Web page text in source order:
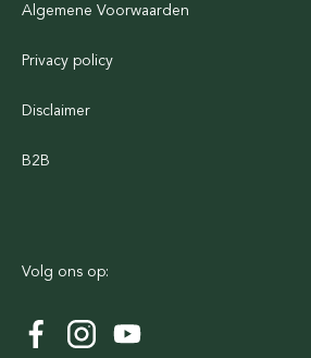
Algemene Voorwaarden
Privacy policy
Disclaimer
B2B
Volg ons op: